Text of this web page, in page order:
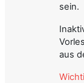
sein.
aus
W